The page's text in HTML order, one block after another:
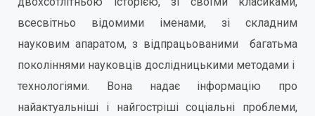
всесвітньо відомими іменами, зі складним
науковим апаратом, з відпрацьованими багатьма
поколіннями науковців дослідницькими методами і
технологіями. Вона надає інформацію про
найактуальніші і найгостріші соціальні проблеми,